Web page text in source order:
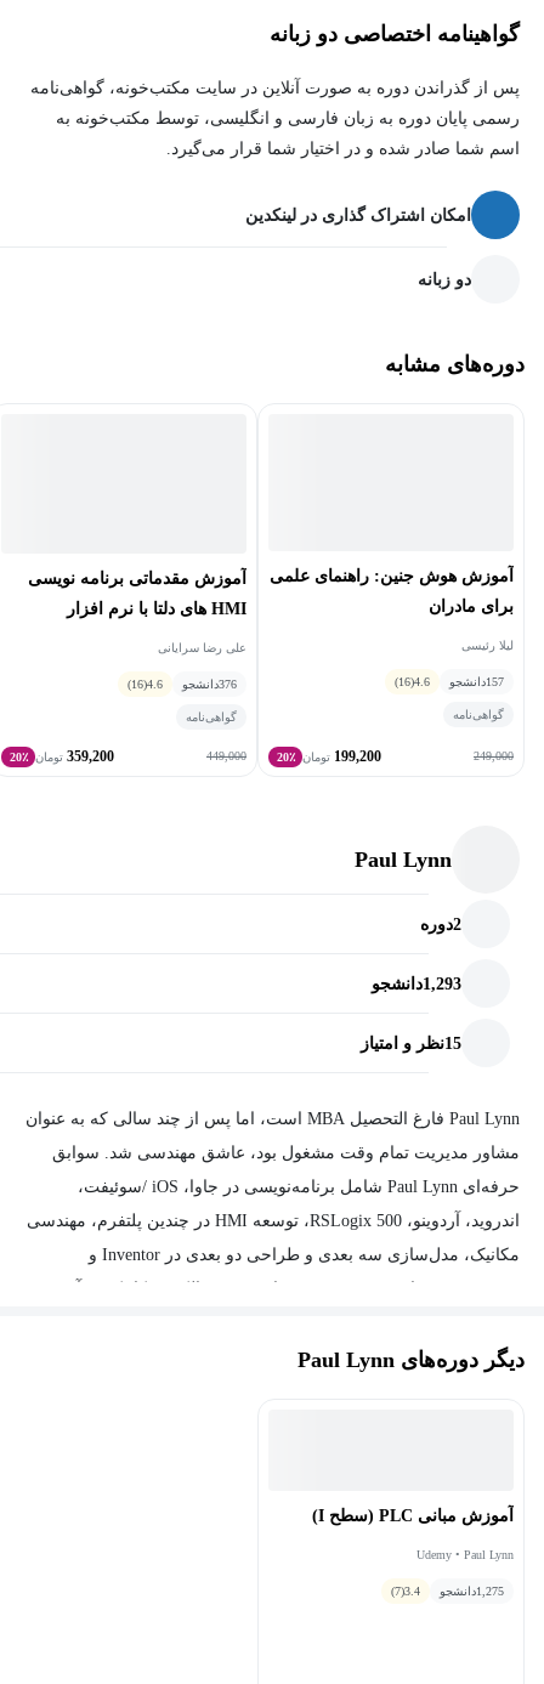
گواهینامه اختصاصی دو زبانه
پس از گذراندن دوره به صورت آنلاین در سایت مکتب‌خونه، گواهی‌نامه
رسمی پایان دوره به زبان فارسی و انگلیسی، توسط مکتب‌خونه به
اسم شما صادر شده و در اختیار شما قرار می‌گیرد.
امکان اشتراک گذاری در لینکدین
دو زبانه
دوره‌های مشابه
آموزش هوش جنین: راهنمای علمی
برای مادران
لیلا رئیسی
157دانشجو 4.6
(16)
گواهی‌نامه
249,000
199,200 تومان 20٪
آموزش مقدماتی برنامه نویسی
HMI های دلتا با نرم افزار
DOPSOFT
علی رضا سرایانی
376دانشجو 4.6
(16)
گواهی‌نامه
449,000
359,200 تومان 20٪
Paul Lynn
2دوره
1,293دانشجو
15نظر و امتیاز
Paul Lynn فارغ التحصیل MBA است، اما پس از چند سالی که به عنوان
مشاور مدیریت تمام وقت مشغول بود، عاشق مهندسی شد. سوابق
حرفه‌ای Paul Lynn شامل برنامه‌نویسی در جاوا، iOS /سوئیفت،
اندروید، آردوینو، RSLogix 500، توسعه HMI در چندین پلتفرم، مهندسی
مکانیک، مدل‌سازی سه بعدی و طراحی دو بعدی در Inventor و
سه بعدی و ترسیم نقشه های مونتاژ و ساخت در اتوکد یا اینونتور است.
دیگر دوره‌های Paul Lynn
آموزش مبانی PLC (سطح I)
Udemy • Paul Lynn
1,275دانشجو 3.4
(7)